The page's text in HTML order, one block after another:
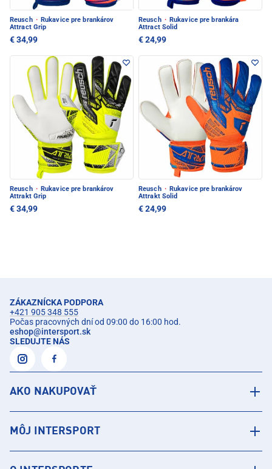
Reusch · Rukavice pre brankárov
Attract Grip
€ 34,99
Reusch · Rukavice pre brankára
Attract Solid
€ 24,99
Reusch · Rukavice pre brankárov
Attrakt Grip
€ 34,99
Reusch · Rukavice pre brankárov
Attrakt Solid
€ 24,99
ZÁKAZNÍCKA PODPORA
+421 905 348 555
Počas pracovných dní od 09:00 do 16:00 hod.
eshop@intersport.sk
SLEDUJTE NÁS
AKO NAKUPOVAŤ
MÔJ INTERSPORT